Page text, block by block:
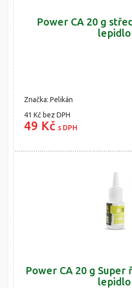
Power CA 20 g
lepidlo
Značka: Pelikán
41 Kč bez DPH
49 Kč s DPH
Power CA 20 g
lepidlo